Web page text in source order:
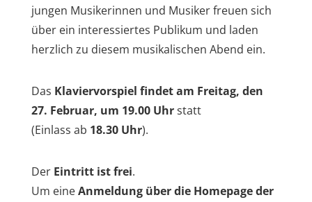
jungen Musikerinnen und Musiker freuen sich
über ein interessiertes Publikum und laden
herzlich zu diesem musikalischen Abend ein.
Das Klaviervorspiel findet am Freitag, den
27. Februar, um 19.00 Uhrstatt
(Einlass ab 18.30 Uhr).
Der Eintritt ist frei.
Um eineAnmeldung über die Homepage der